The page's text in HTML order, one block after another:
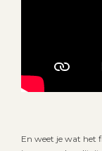
En weet je wat het